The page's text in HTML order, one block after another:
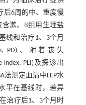
后6周的中、重度慢
漱、B组用生理盐
线和治疗1、3个月
PD)、附着丧失
index, PLI)及探诊出
法测定血清中LEP水
平在基线时，差异
治疗后1、3个月时